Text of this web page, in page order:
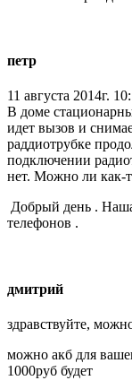
петр
11 августа 2014г.
В доме
идет вызов и
раддиотрубке
подключении
нет. Можно ли как-
Добрый день .
телефонов .
дмитрий
здравствуйте,
можно акб для
1000руб будет